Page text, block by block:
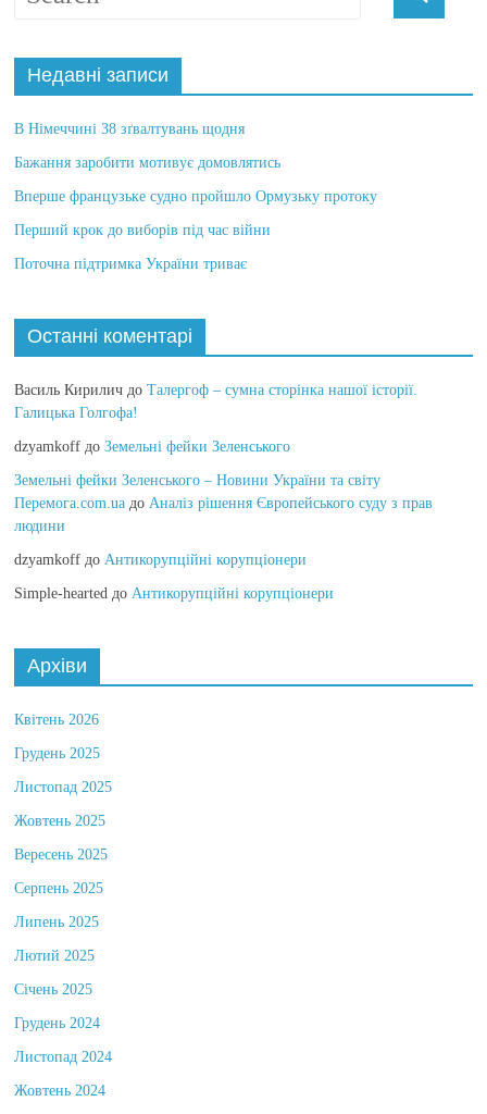
Недавні записи
В Німеччині 38 зґвалтувань щодня
Бажання заробити мотивує домовлятись
Вперше французьке судно пройшло Ормузьку протоку
Перший крок до виборів під час війни
Поточна підтримка України триває
Останні коментарі
Василь Кирилич до Талергоф – сумна сторінка нашої історії.
Галицька Голгофа!
dzyamkoff доЗемельні фейки Зеленського
Земельні фейки Зеленського – Новини України та світу
Перемога.com.ua доАналіз рішення Європейського суду з прав
людини
dzyamkoff доАнтикорупційні корупціонери
Simple-hearted доАнтикорупційні корупціонери
Архіви
Квітень 2026
Грудень 2025
Листопад 2025
Жовтень 2025
Вересень 2025
Серпень 2025
Липень 2025
Лютий 2025
Січень 2025
Грудень 2024
Листопад 2024
Жовтень 2024